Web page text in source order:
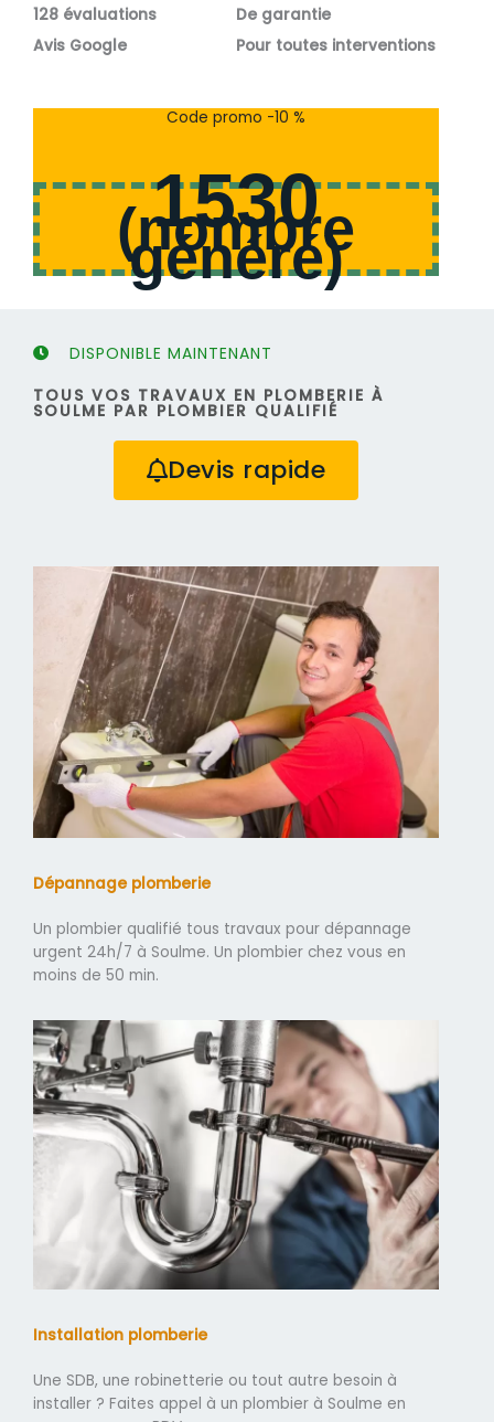
o
s
128 évaluations
Avis Google
o
s
De garantie
Pour toutes interventions
Code promo -10 %
1530
(nombre
généré)
DISPONIBLE MAINTENANT
TOUS VOS TRAVAUX EN PLOMBERIE À
SOULME PAR PLOMBIER QUALIFIÉ
Devis rapide
Dépannage plomberie
Un plombier qualifié tous travaux pour dépannage
urgent 24h/7 à Soulme. Un plombier chez vous en
moins de 50 min.
Installation plomberie
Une SDB, une robinetterie ou tout autre besoin à
installer ? Faites appel à un plombier à Soulme en